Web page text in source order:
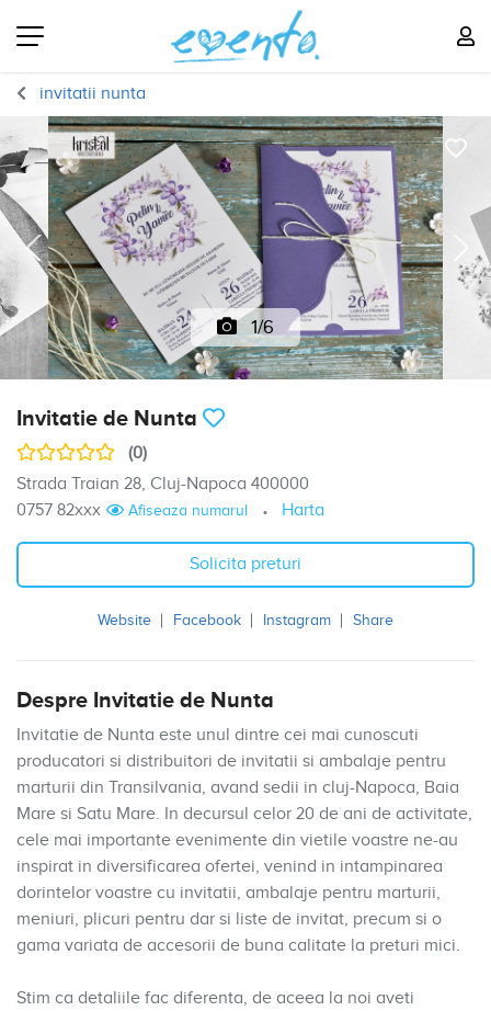
invitatii nunta
1/6
Invitatie de Nunta
(0)
Strada Traian 28, Cluj-Napoca 400000
0757 82xxx
Afiseaza numarul Harta
Solicita preturi
Website Facebook Instagram Share
Despre Invitatie de Nunta
Invitatie de Nunta este unul dintre cei mai cunoscuti
producatori si distribuitori de invitatii si ambalaje pentru
marturii din Transilvania, avand sedii in cluj-Napoca, Baia
Mare si Satu Mare. In decursul celor 20 de ani de activitate,
cele mai importante evenimente din vietile voastre ne-au
inspirat in diversificarea ofertei, venind in intampinarea
dorintelor voastre cu invitatii, ambalaje pentru marturii,
meniuri, plicuri pentru dar si liste de invitat, precum si o
gama variata de accesorii de buna calitate la preturi mici.
Stim ca detaliile fac diferenta, de aceea la noi aveti